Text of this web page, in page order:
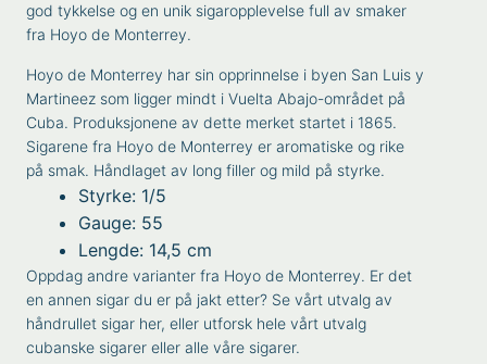
god tykkelse og en unik sigaropplevelse full av smaker
fra Hoyo de Monterrey.
Hoyo de Monterrey har sin opprinnelse i byen San Luis y
Martineez som ligger mindt i Vuelta Abajo-området på
Cuba. Produksjonene av dette merket startet i 1865.
Sigarene fra Hoyo de Monterrey er aromatiske og rike
på smak. Håndlaget av long filler og mild på styrke.
Styrke: 1/5
Gauge: 55
Lengde: 14,5 cm
Oppdag andre varianter fra Hoyo de Monterrey. Er det
en annen sigar du er på jakt etter? Se vårt utvalg av
håndrullet sigar her, eller utforsk hele vårt utvalg
cubanske sigarer eller alle våre sigarer.